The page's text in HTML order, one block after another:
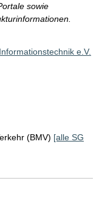
sowie
e.V.
(BMV) [alle SG